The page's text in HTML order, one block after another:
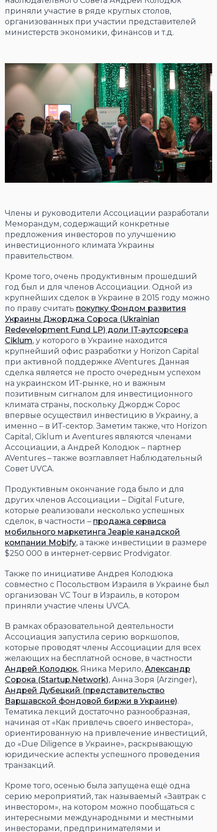
приняли участие в ряде круглых столов,
организованных при участии представителей
министерств экономики, финансов и т.д.
Члены и руководители Ассоциации разработали
Меморандум, содержащий конкретные
предложения инвесторов по улучшению
инвестиционного климата Украины
правительством.
Кроме того, очень продуктивным прошедший
год был и для членов Ассоциации. Одной из
крупнейших сделок в Украине в 2015 году можно
по праву считать покупку Фондом развития
Украины Джорджа Сороса (Ukrainian
Redevelopment Fund LP) доли IT-аутсорсера
Ciklum, у которого в Украине находится
крупнейший офис разработки у Horizon Capital
при активной поддержке AVentures. Данная
сделка является не просто очередным успехом
на украинском ИТ-рынке, но и важным
позитивным сигналом для инвестиционного
климата страны, поскольку Джордж Сорос
впервые осуществил инвестицию в Украину, а
именно – в ИТ-сектор. Заметим также, что Horizon
Capital, Ciklum и Aventures являются членами
Ассоциации, а Андрей Колодюк – партнер
AVentures – также возглавляет Наблюдательный
Совет UVCA.
Продуктивным окончание года было и для
других членов Ассоциации – Digital Future,
которые реализовали несколько успешных
сделок, в частности – продажа сервиса
мобильного маркетинга Jeapie канадской
компании Mobify, а также инвестиции в размере
$250 000 в интернет-сервис Prodvigator.
Также по инициативе Андрея Колодюка
совместно с Посольством Израиля в Украине был
организован VC Tour в Израиль, в котором
приняли участие члены UVCA.
В рамках образовательной деятельности
Ассоциация запустила серию воркшопов,
которые проводят члены Ассоциации для всех
желающих на бесплатной основе, в частности
Андрей Колодюк, Яника Мерило, Александр
Сорока (Startup.Network), Анна Зоря (Arzinger),
Андрей Дубецкий (представительство
Варшавской фондовой биржи в Украине).
Тематика лекций достаточно разнообразная,
начиная от «Как привлечь своего инвестора»,
ориентированную на привлечение инвестиций,
до «Due Diligence в Украине», раскрывающую
юридические аспекты успешного проведения
транзакций.
Кроме того, осенью была запущена ещё одна
серию мероприятий, так называемый «Завтрак с
инвестором», на котором можно пообщаться с
интересными международными и местными
инвесторами, предпринимателями и